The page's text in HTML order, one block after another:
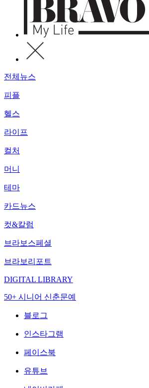
전체뉴스
피플
헬스
라이프
컬처
머니
테마
카드뉴스
컷&칼럼
브라보스페셜
브라보리포트
DIGITAL LIBRARY
50+ 시니어 신춘문예
블로그
인스타그램
페이스북
유튜브